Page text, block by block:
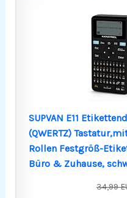
SUPVAN E11
(QWERTZ)
Rollen Festgröß-
Büro & Zuhause,
34,99